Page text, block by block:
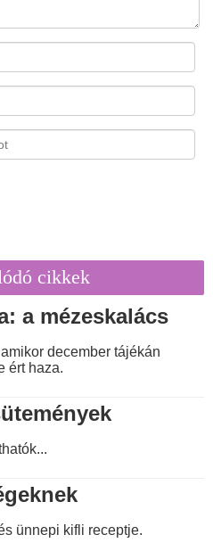
cikkek
a mézeskalács
december tájékán
ért haza.
ünnepi kifli receptje.